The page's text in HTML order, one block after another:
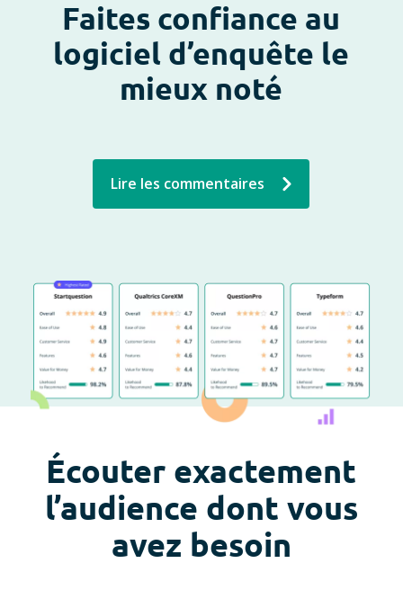
Faites confiance au
logiciel d’enquête le
mieux noté
Lire les commentaires
Écouter exactement
l’audience dont vous
avez besoin